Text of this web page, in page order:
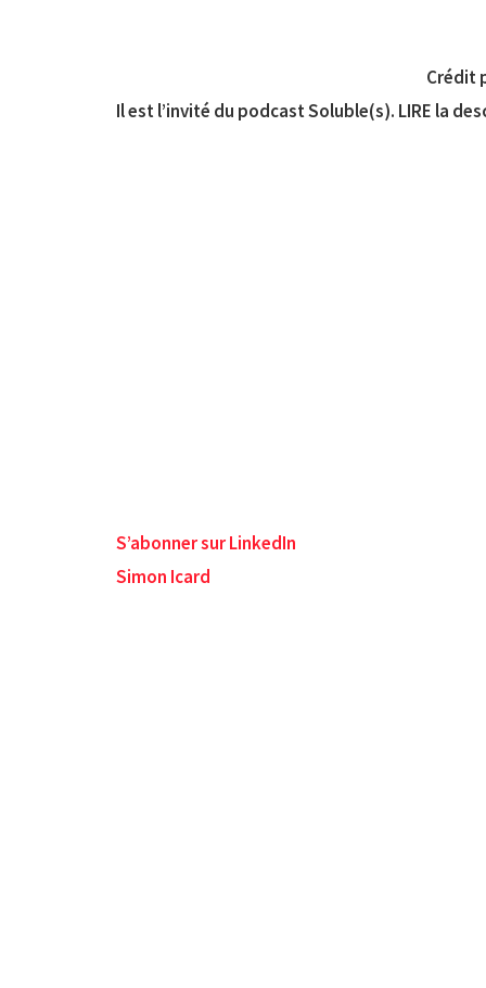
Crédit
Il est l’invité du podcast Soluble(s). LIRE la
S’abonner sur LinkedIn
Simon Icard